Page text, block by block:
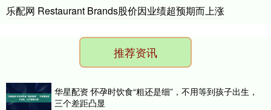
乐配网 Restaurant Brands股价因业绩超预期而上涨
推荐资讯
华星配资 怀孕时饮食“粗还是细”，不用等到孩子出生，
三个差距凸显